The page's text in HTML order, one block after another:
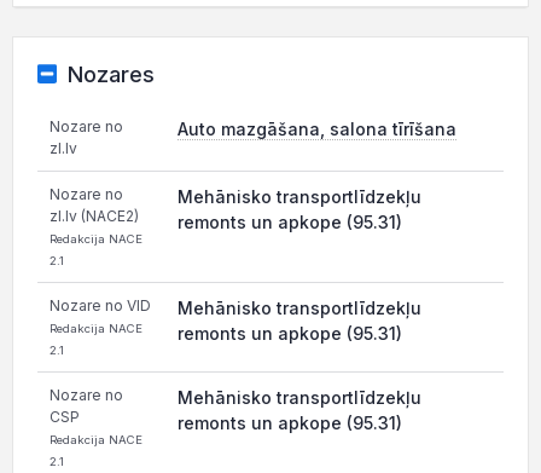
Nozares
Nozare no
zl.lv
Auto mazgāšana, salona tīrīšana
Nozare no
zl.lv (NACE2)
Redakcija NACE
2.1
Mehānisko transportlīdzekļu
remonts un apkope (95.31)
Nozare no VID
Redakcija NACE
2.1
Mehānisko transportlīdzekļu
remonts un apkope (95.31)
Nozare no
CSP
Redakcija NACE
2.1
Mehānisko transportlīdzekļu
remonts un apkope (95.31)